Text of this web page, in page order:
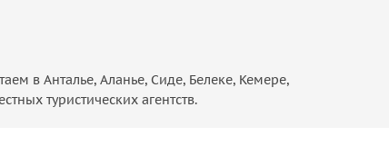
в Анталье, Аланье, Сиде, Белеке, Кемере,
туристических агентств.